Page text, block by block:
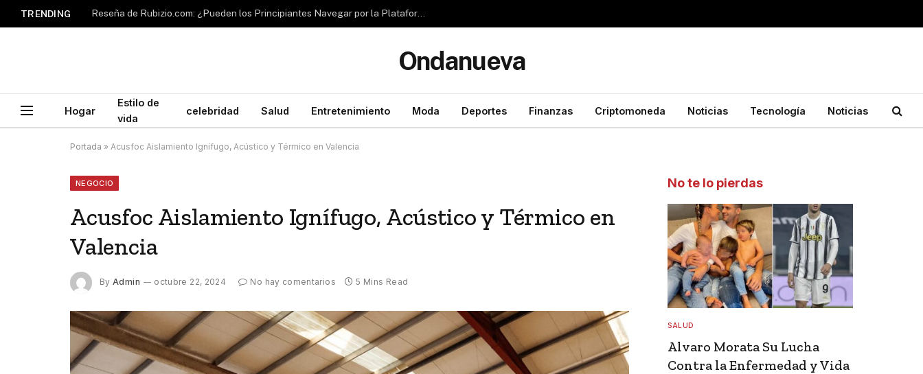
TRENDING Reseña de Rubizio.com: ¿Pueden los Principiantes Navegar por la Plataforma con Facilidad?
Ondanueva
Hogar
Estilo de
vida
celebridad Salud Entretenimiento Moda Deportes Finanzas Criptomoneda Noticias Tecnología Noticias
Portada » Acusfoc Aislamiento Ignífugo, Acústico y Térmico en Valencia
NEGOCIO
Acusfoc Aislamiento Ignífugo, Acústico y Térmico en
Valencia
By Admin octubre 22, 2024 No hay comentarios 5 Mins Read
No te lo pierdas
SALUD
Alvaro Morata Su Lucha
Contra la Enfermedad y Vida